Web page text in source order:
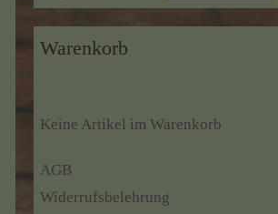
Warenkorb
Keine Artikel im Warenkorb
AGB
Widerrufsbelehrung